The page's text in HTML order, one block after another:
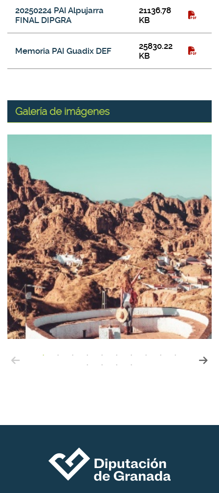
20250224 PAI Alpujarra
FINAL DIPGRA
21136.78
KB
Memoria PAI Guadix DEF
25830.22
KB
Galería de imágenes